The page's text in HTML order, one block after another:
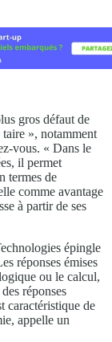
gros défaut de
taire », notamment
vous. « Dans le
il permet
termes de
comme avantage
à partir de ses
épingle
réponses émises
ou le calcul,
réponses
caractéristique de
appelle un